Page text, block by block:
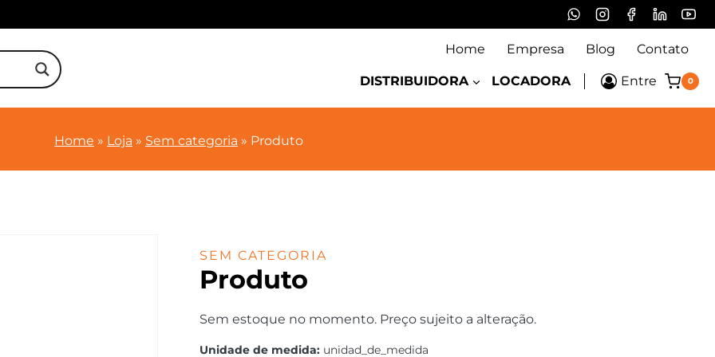
Home Empresa Blog Contato
DISTRIBUIDORA LOCADORA Entre 0
Home » Loja » Sem categoria » Produto
SEM CATEGORIA
Produto
Sem estoque no momento. Preço sujeito a alteração.
Unidade de medida:unidad_de_medida